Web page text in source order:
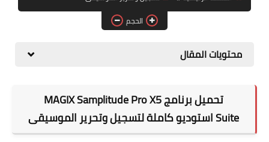
برامج التصميمالحجم
محتويات المقال
تحميل برنامج MAGIX Samplitude Pro X5
Suiteاستوديو كاملة لتسجيل وتحرير الموسيقى